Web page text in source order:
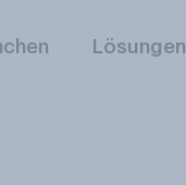
Lösungen